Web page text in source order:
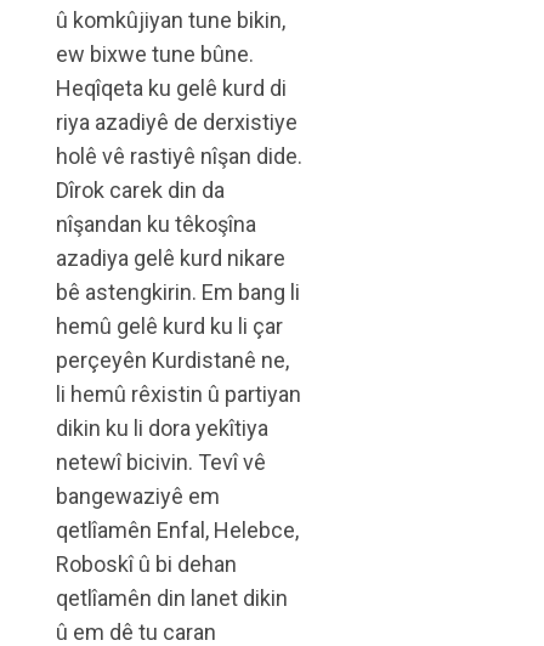
û komkûjiyan tune bikin,
ew bixwe tune bûne.
Heqîqeta ku gelê kurd di
riya azadiyê de derxistiye
holê vê rastiyê nîşan dide.
Dîrok carek din da
nîşandan ku têkoşîna
azadiya gelê kurd nikare
bê astengkirin. Em bang li
hemû gelê kurd ku li çar
perçeyên Kurdistanê ne,
li hemû rêxistin û partiyan
dikin ku li dora yekîtiya
netewî bicivin. Tevî vê
bangewaziyê em
qetlîamên Enfal, Helebce,
Roboskî û bi dehan
qetlîamên din lanet dikin
û em dê tu caran